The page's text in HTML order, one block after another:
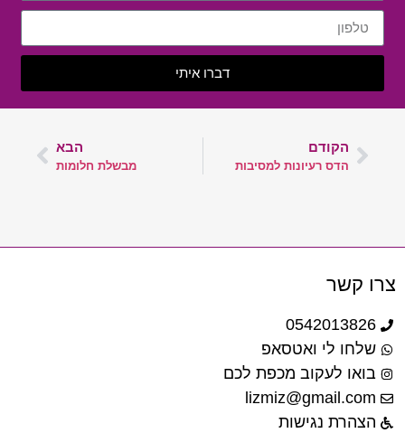
דברו איתי
הקודם
הדס רעיונות למסיבות
הבא
מבשלת חלומות
צרו קשר
0542013826
שלחו לי ואטסאפ
בואו לעקוב מכפת לכם
lizmiz@gmail.com
הצהרת נגישות